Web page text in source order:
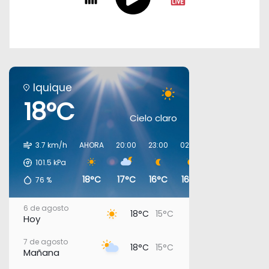
Iquique
18°C Cielo claro
3.7 km/h
101.5 kPa
76 %
AHORA
18°C
20:00
17°C
23:00
16°C
02:00
16°C
6 de agosto
Hoy 18°C 15°C
7 de agosto
Mañana 18°C 15°C